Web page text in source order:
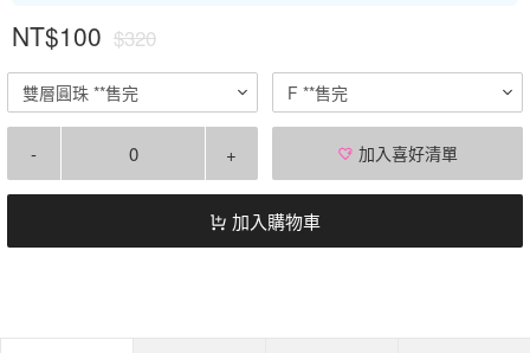
NT$100 $320
雙層圓珠 **售完 F **售完
- + 加入喜好清單
加入購物車